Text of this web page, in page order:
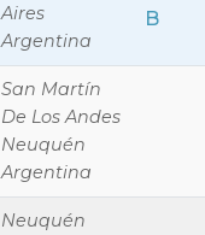
Aires
Argentina
B
San Martín
De Los Andes
Neuquén
Argentina
Neuquén